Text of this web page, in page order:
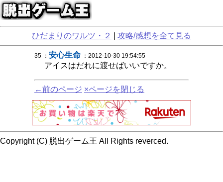
ひだまりのワルツ・２ 攻略/感想を全て見る
35 ： 安心生命 ：2012-10-30 19:54:55
アイスはだれに渡せばいいですか。
←前のページ ×ページを閉じる
Copyright (C) 脱出ゲーム王 All Rights reverced.